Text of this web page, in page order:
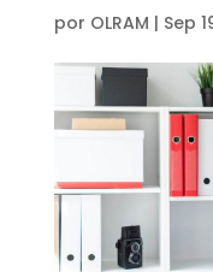
por OLRAM | Sep